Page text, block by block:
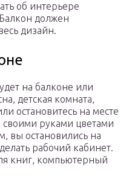
об интерьере
должен
дизайн.
на балконе или
детская комната,
остановитесь на месте
руками цветами
вы остановились на
рабочий кабинет.
книг, компьютерный